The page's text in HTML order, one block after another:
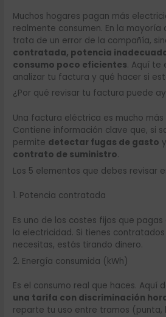
Muchos hogares pagan más
realmente consumen. En la mayoría
trata de un error de la compañía,
contratada, potencia
consumo poco eficientes. Aquí te
analizar tu factura y qué hacer si
¿Por qué revisar tu factura puede
Una factura eléctrica es mucho
Contiene información clave que, si
permite detectar fugas de gasto y
contrato de suministro.
Los 5 elementos que debes revisar
1. Potencia contratada
Es uno de los costes fijos que
la electricidad. Si tienes
necesitas, estás tirando dinero.
2. Energía consumida (kWh)
Es el consumo real que haces. Aquí
una tarifa con discriminación
reparte tu uso entre tramos (punta,